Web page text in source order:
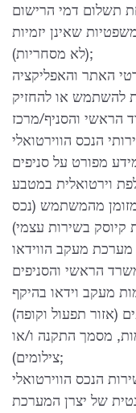
שאינן יזמיות
(לא מסחריות);
להשתמש או להחזיק
הראשי והסניף/מרכז
וירטואלית במטבע
מהמשתמש (נכס
מעקב הווידאו
מעקב וידאו בהיקף
(אזור תפעול וקופה)
מסמך התקנה ו/או
צילומים);
של יצרן המערכת